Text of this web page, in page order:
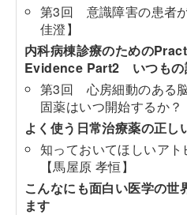
第3回 意識障害の患者
佳澄】
内科病棟診療のための
Evidence Part2 いつもの
第3回 心房細動のある
固薬はいつ開始するか？
よく使う日常治療薬の正し
知っておいてほしいア
【馬屋原 孝恒】
こんなにも面白い医学の世
ます